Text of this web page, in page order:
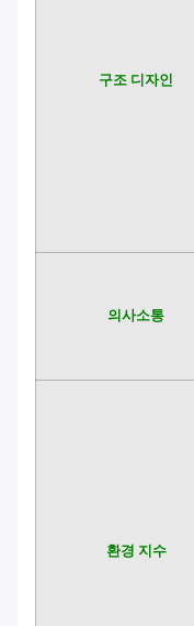
구조 디자인
의사소통
환경 지수